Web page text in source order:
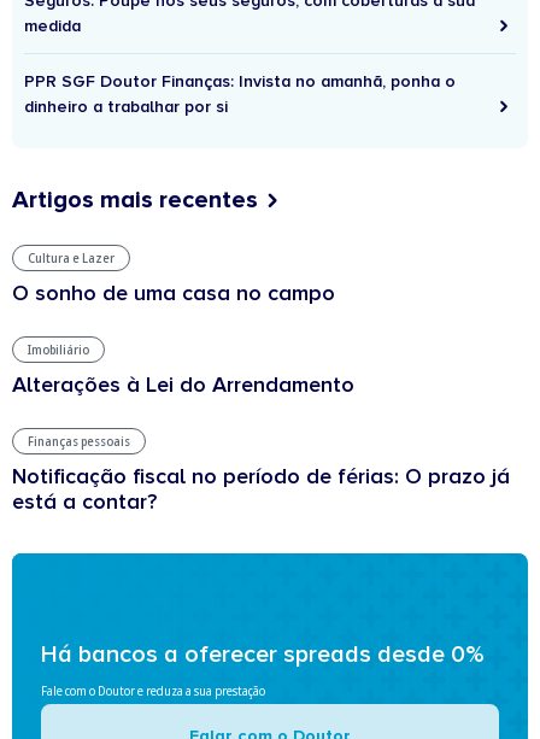
medida
PPR SGF Doutor Finanças: Invista no amanhã, ponha o
dinheiro a trabalhar por si
Artigos mais recentes
Cultura e Lazer
O sonho de uma casa no campo
Imobiliário
Alterações à Lei do Arrendamento
Finanças pessoais
Notificação fiscal no período de férias: O prazo já
está a contar?
Há bancos a oferecer spreads desde 0%
Fale com o Doutor e reduza a sua prestação